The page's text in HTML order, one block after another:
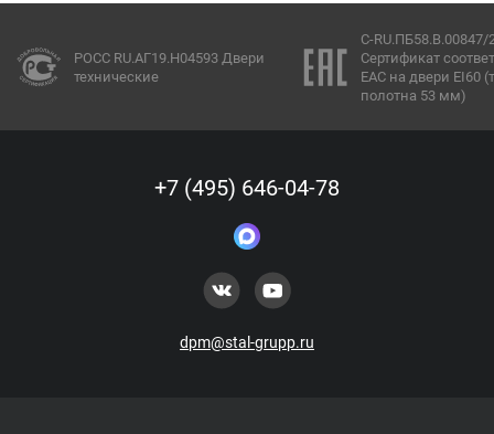
РОСС RU.АГ19.Н04593 Двери
технические
C-RU.ПБ58.В.00847/
Сертификат
ЕАС на двери EI60
полотна 53 мм)
+7 (495) 646-04-78
dpm@stal-grupp.ru